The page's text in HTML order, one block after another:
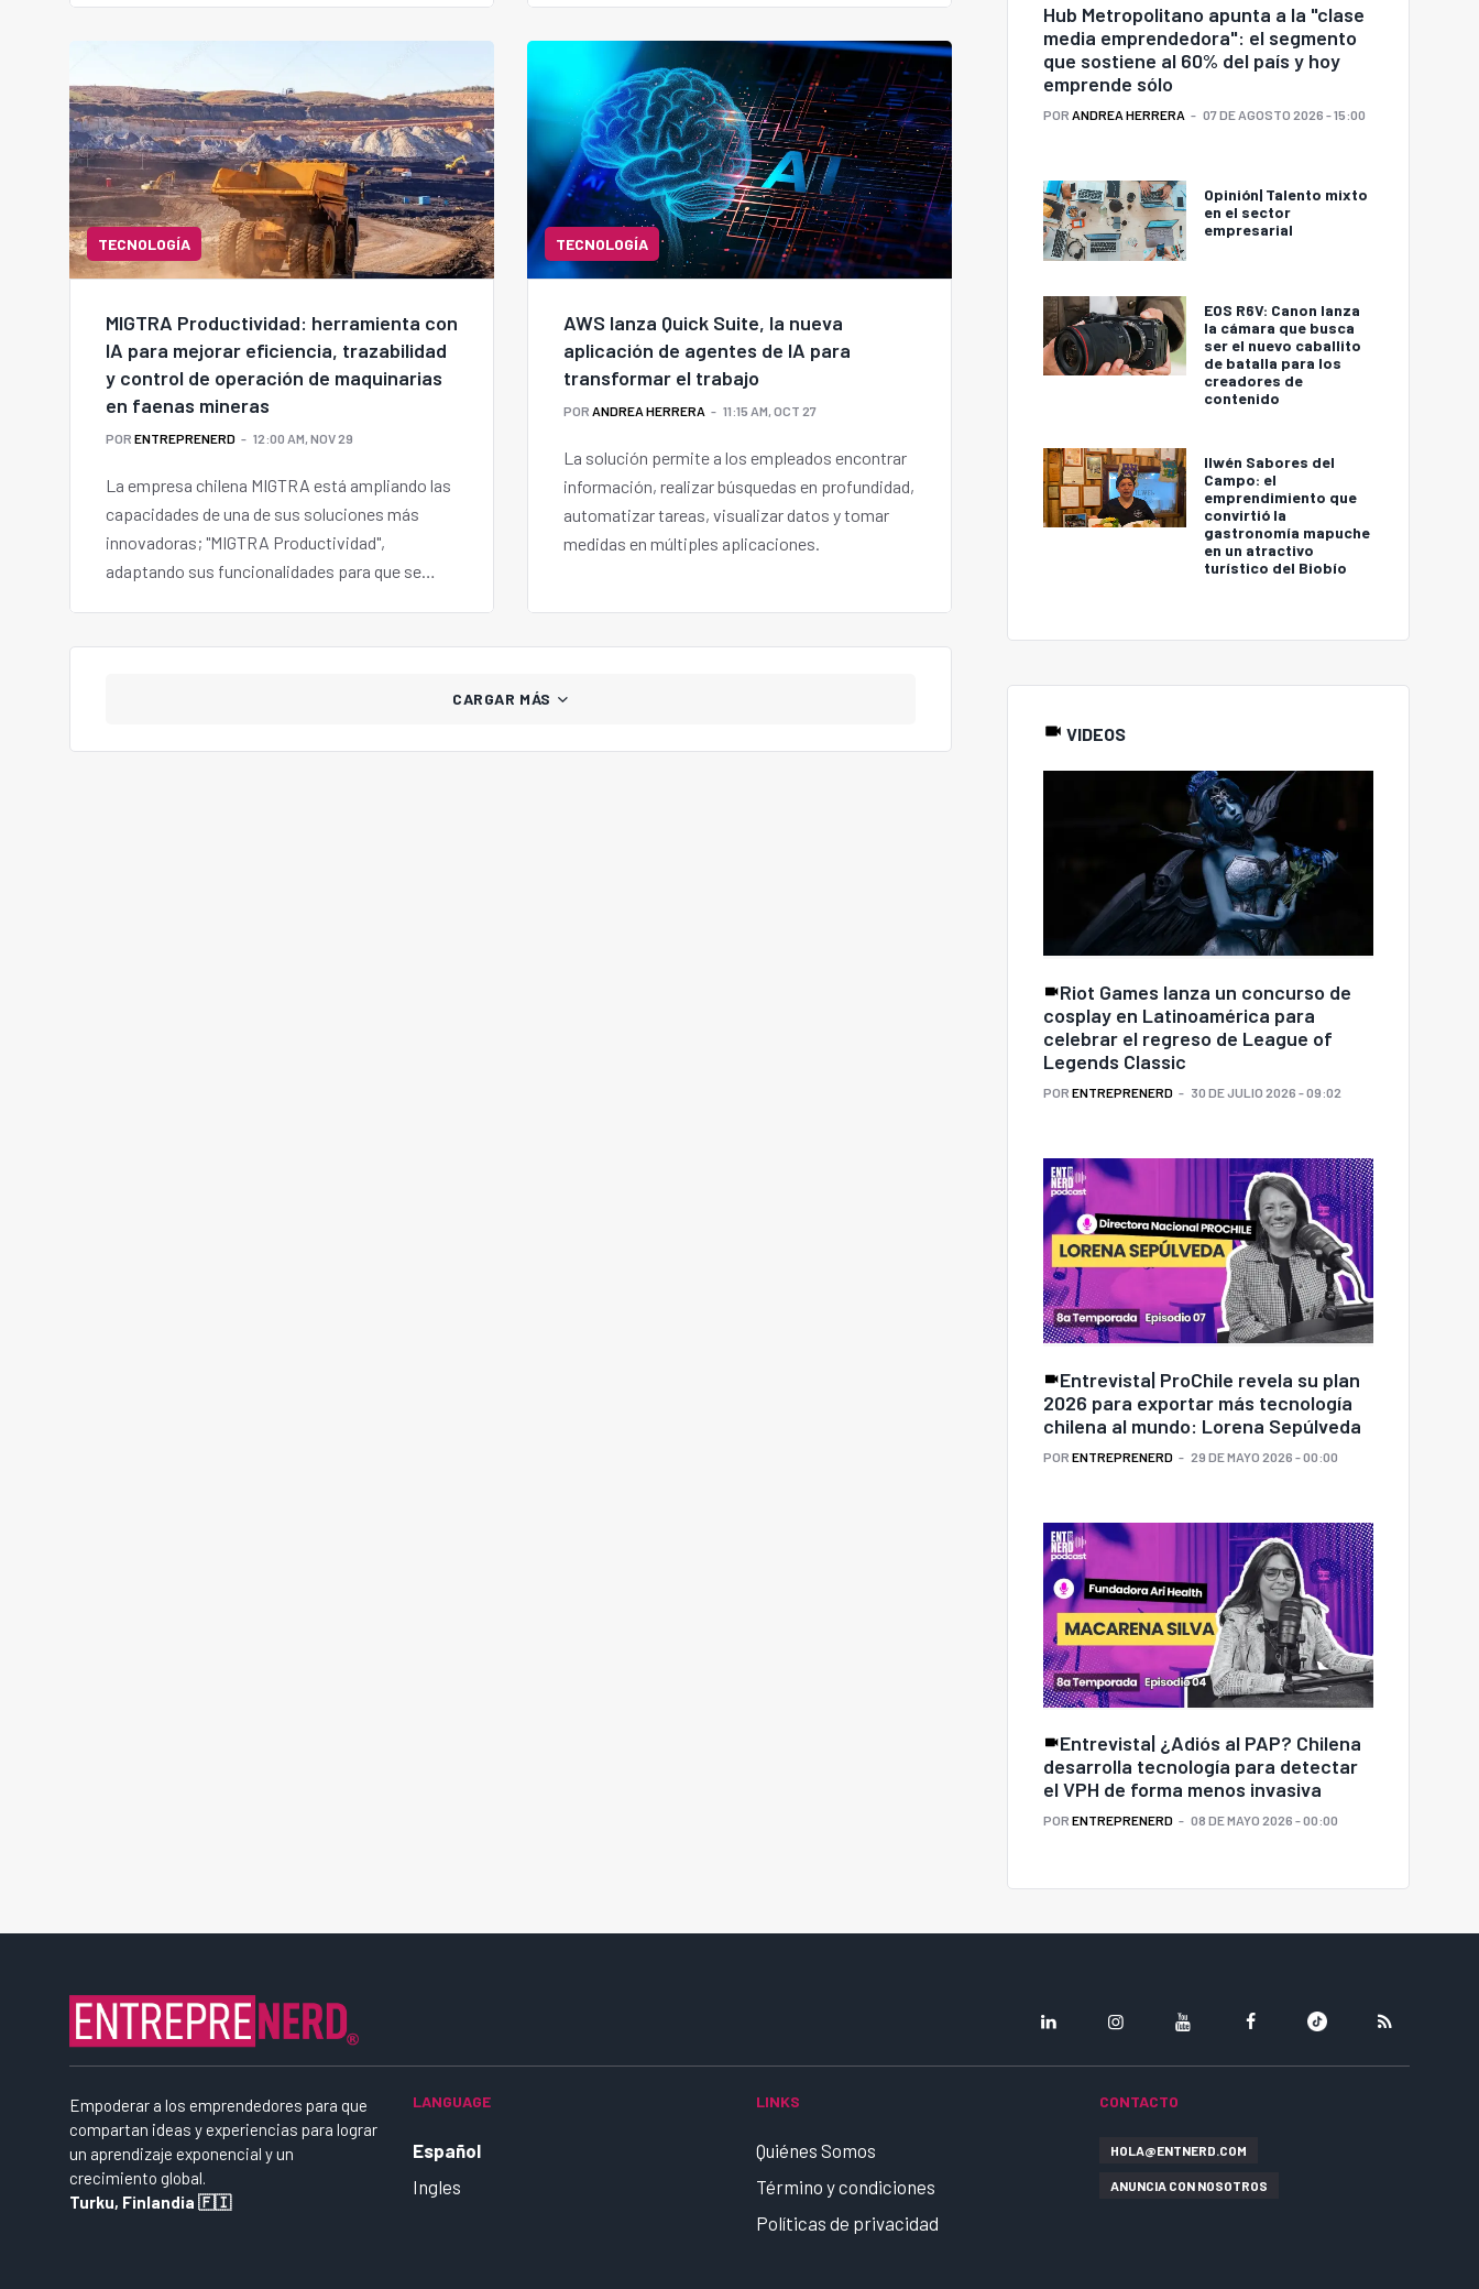
productividad y asegurar la continuidad
operativa.
TECNOLOGÍA
MIGTRA Productividad: herramienta con
IA para mejorar eficiencia, trazabilidad
y control de operación de maquinarias
en faenas mineras
POR ENTREPRENERD 12:00 AM, NOV 29
La empresa chilena MIGTRA está ampliando las
capacidades de una de sus soluciones más
innovadoras; "MIGTRA Productividad",
adaptando sus funcionalidades para que se
TECNOLOGÍA
AWS lanza Quick Suite, la nueva
aplicación de agentes de IA para
transformar el trabajo
POR ANDREA HERRERA 11:15 AM, OCT 27
La solución permite a los empleados encontrar
información, realizar búsquedas en profundidad,
automatizar tareas, visualizar datos y tomar
medidas en múltiples aplicaciones.
CARGAR MÁS
Hub Metropolitano apunta a la "clase
media emprendedora": el segmento
que sostiene al 60% del país y hoy
emprende sólo
POR ANDREA HERRERA 07 DE AGOSTO 2026 - 15:00
Opinión| Talento mixto
en el sector
empresarial
EOS R6V: Canon lanza
la cámara que busca
ser el nuevo caballito
de batalla para los
creadores de
contenido
Ilwén Sabores del
Campo: el
emprendimiento que
convirtió la
gastronomía mapuche
en un atractivo
turístico del Biobío
VIDEOS
Riot Games lanza un concurso de
cosplay en Latinoamérica para
celebrar el regreso de League of
Legends Classic
POR ENTREPRENERD 30 DE JULIO 2026 - 09:02
Entrevista| ProChile revela su plan
2026 para exportar más tecnología
chilena al mundo: Lorena Sepúlveda
POR ENTREPRENERD 29 DE MAYO 2026 - 00:00
Entrevista| ¿Adiós al PAP? Chilena
desarrolla tecnología para detectar
el VPH de forma menos invasiva
POR ENTREPRENERD 08 DE MAYO 2026 - 00:00
Empoderar a los emprendedores para que
compartan ideas y experiencias para lograr
un aprendizaje exponencial y un
crecimiento global.
Turku, Finlandia 🇫🇮
LANGUAGE
Español
Ingles
LINKS
Quiénes Somos
Término y condiciones
Políticas de privacidad
CONTACTO
HOLA@ENTNERD.COM
ANUNCIA CON NOSOTROS